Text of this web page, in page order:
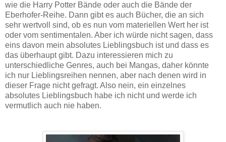
wie die Harry Potter Bände oder auch die Bände der
Eberhofer-Reihe. Dann gibt es auch Bücher, die an sich
sehr wertvoll sind, ob es nun vom materiellen Wert her ist
oder vom sentimentalen. Aber ich würde nicht sagen, dass
eins davon mein absolutes Lieblingsbuch ist und dass es
das überhaupt gibt. Dazu interessieren mich zu
unterschiedliche Genres, auch bei Mangas, daher könnte
ich nur Lieblingsreihen nennen, aber nach denen wird in
dieser Frage nicht gefragt. Also nein, ein einzelnes
absolutes Lieblingsbuch habe ich nicht und werde ich
vermutlich auch nie haben.